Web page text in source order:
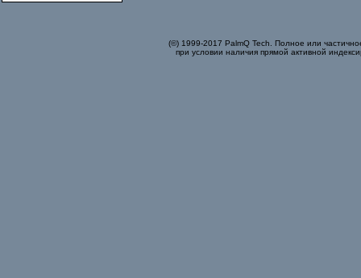
(©) 1999-2017 PalmQ Tech. Полное или
при условии наличия прямой активной